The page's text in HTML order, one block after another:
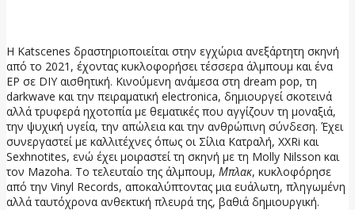
Η Katscenes δραστηριοποιείται στην εγχώρια ανεξάρτητη σκηνή
από το 2021, έχοντας κυκλοφορήσει τέσσερα άλμπουμ και ένα
EP σε DIY αισθητική. Κινούμενη ανάμεσα στη dream pop, τη
darkwave και την πειραματική electronica, δημιουργεί σκοτεινά
αλλά τρυφερά ηχοτοπία με θεματικές που αγγίζουν τη μοναξιά,
την ψυχική υγεία, την απώλεια και την ανθρώπινη σύνδεση. Έχει
συνεργαστεί με καλλιτέχνες όπως οι Σίλια Κατραλή, XXRi και
Sexhnotites, ενώ έχει μοιραστεί τη σκηνή με τη Molly Nilsson και
τον Mazoha. Το τελευταίο της άλμπουμ, Μπλακ, κυκλοφόρησε
από την Vinyl Records, αποκαλύπτοντας μια ευάλωτη, πληγωμένη
αλλά ταυτόχρονα ανθεκτική πλευρά της, βαθιά δημιουργική.